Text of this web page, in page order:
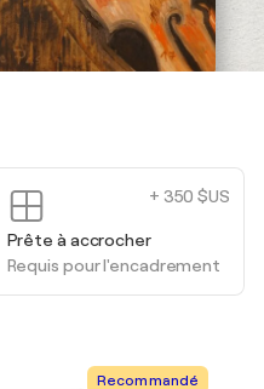
+ 350 $US
Prête à accrocher
Requis pour l'encadrement
Recommandé